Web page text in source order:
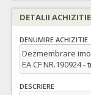
DETALII ACHIZITIE
DENUMIRE ACHIZITIE
Dezmembrare
EA CF NR.190924
DESCRIERE